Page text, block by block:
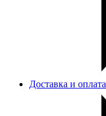
Доставка и оплата